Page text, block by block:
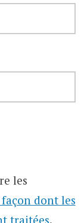
les
dont les
traitées.